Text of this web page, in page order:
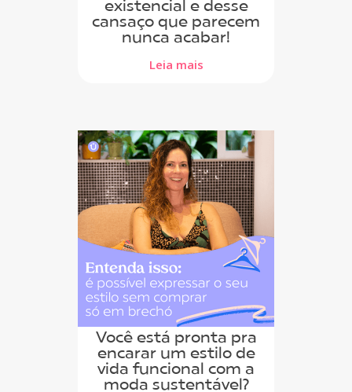
existencial e desse
cansaço que parecem
nunca acabar!
Leia mais
Você está pronta pra
encarar um estilo de
vida funcional com a
moda sustentável?